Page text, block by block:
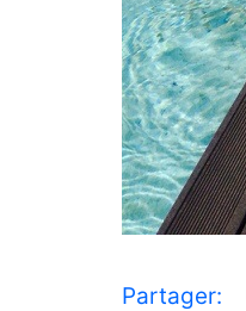
Partager: